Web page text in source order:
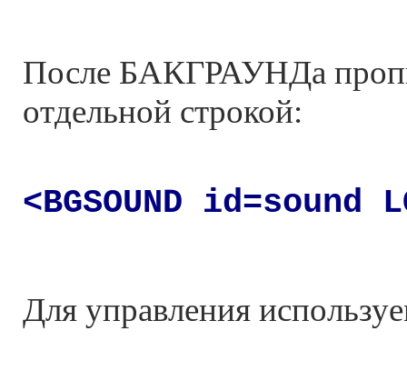
После БАКГРАУНДа
отдельной строкой:
<BGSOUND id=sound
Для управления